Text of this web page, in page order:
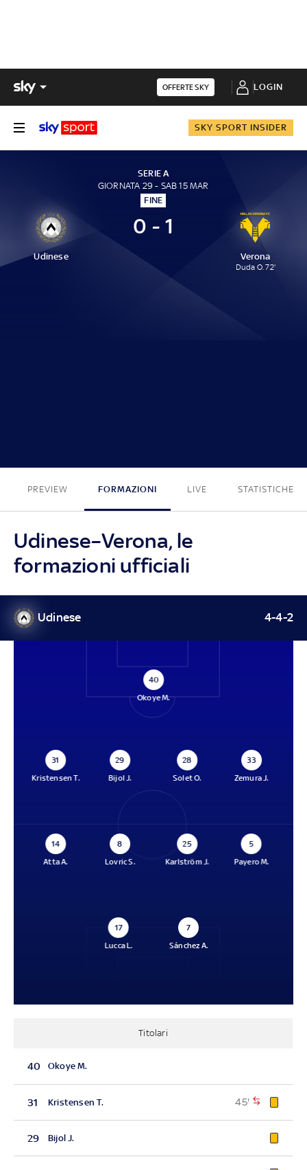
OFFERTE SKY LOGIN
SKY SPORT INSIDER
SERIE A
GIORNATA 29 - SAB 15 MAR
FINE
Udinese
0 - 1
Verona
Duda O. 72'
PREVIEW FORMAZIONI LIVE STATISTICHE
Udinese–Verona, le
formazioni ufficiali
Udinese 4-4-2
40
Okoye M.
31
Kristensen T.
29
Bijol J.
28
Solet O.
33
Zemura J.
14
Atta A.
8
Lovric S.
25
Karlström J.
5
Payero M.
17
Lucca L.
7
Sánchez A.
Titolari
40 Okoye M.
31 Kristensen T. 45'
29 Bijol J.